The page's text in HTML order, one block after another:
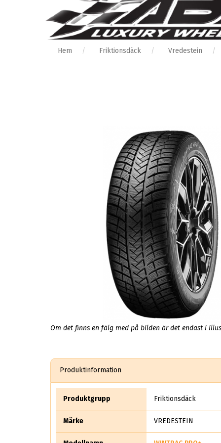
Hem Friktionsdäck Vredestein
Om det finns en fälg med på bilden är det endast i
Produktinformation
Produktgrupp Friktionsdäck
Märke VREDESTEIN